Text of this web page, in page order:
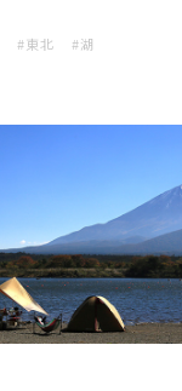
東北 湖